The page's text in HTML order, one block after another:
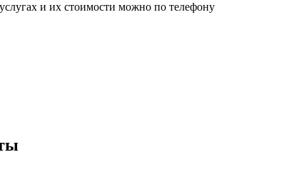
и их стоимости можно по телефону